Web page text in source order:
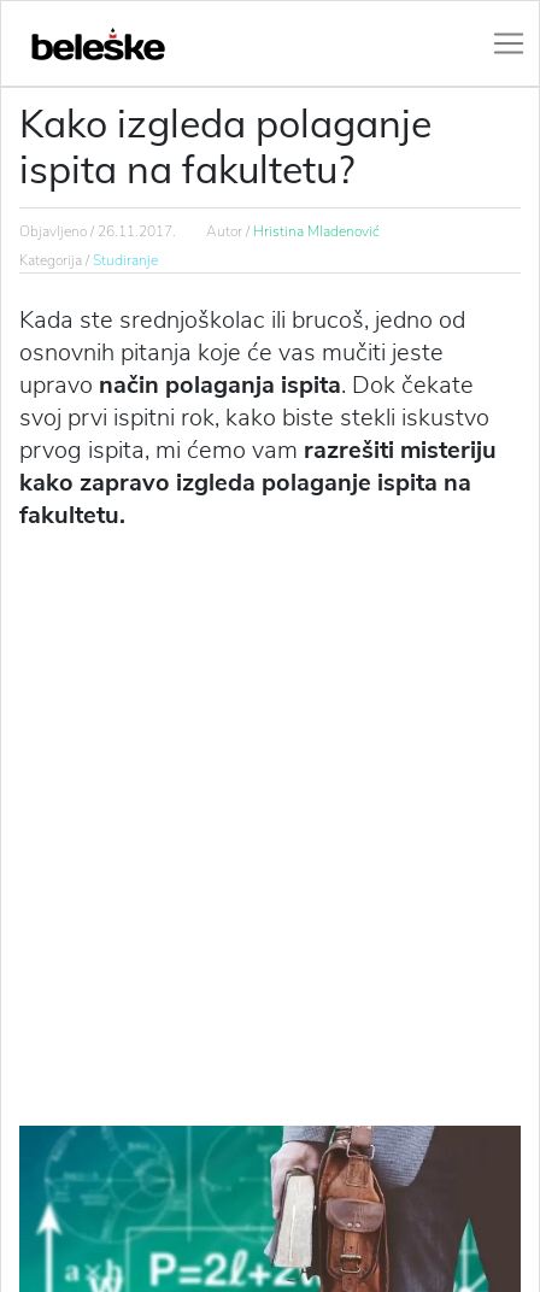
Kako izgleda polaganje
ispita na fakultetu?
Objavljeno / 26.11.2017. Autor / Hristina Mladenović
Kategorija /Studiranje
Kada ste srednjoškolac ili brucoš, jedno od
osnovnih pitanja koje će vas mučiti jeste
upravo način polaganja ispita. Dok čekate
svoj prvi ispitni rok, kako biste stekli iskustvo
prvog ispita, mi ćemo vam razrešiti misteriju
kako zapravo izgleda polaganje ispita na
fakultetu.